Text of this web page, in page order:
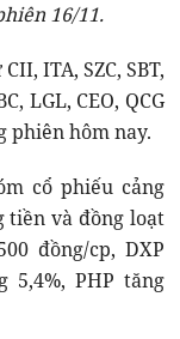
16/11.
ITA, SZC, SBT,
LGL, CEO, QCG
phiên hôm nay.
cổ phiếu cảng
tiền và đồng loạt
đồng/cp, DXP
5,4%, PHP tăng